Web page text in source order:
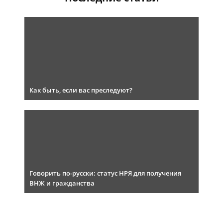
Как быть, если вас преследуют?
Говорить по-русски: статус НРЯ для получения
ВНЖ и гражданства